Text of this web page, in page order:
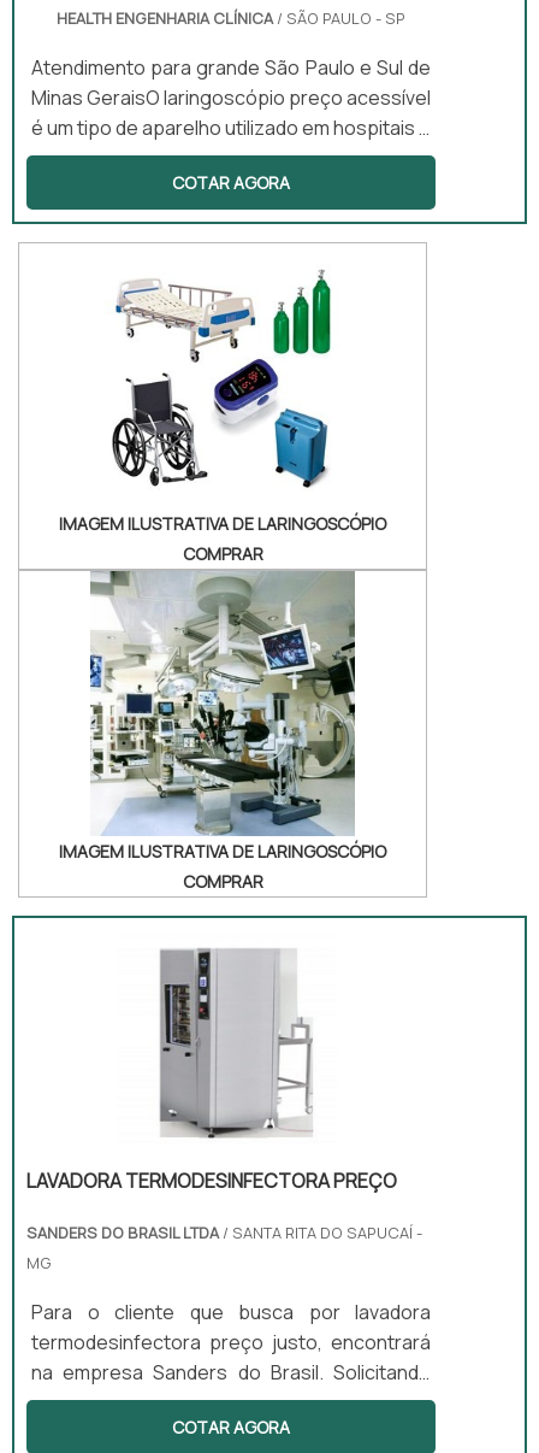
HEALTH ENGENHARIA CLÍNICA/ SÃO PAULO - SP
Atendimento para grande São Paulo e Sul de
Minas GeraisO laringoscópio preço acessível
é um tipo de aparelho utilizado em hospitais e
clínicas médicas e tem como objetivo auxiliar
na visualização durante procedimentos
como a intubação endotraqueal e a
laringoscopia.Para desenvolver o auxílio
nesses exames o laringoscópio utiliza
iluminação de LED e lâminas retas e curvas de
diferentes tamanhos que pode se adaptar
ao formato anatômico de...
COTAR AGORA
IMAGEM ILUSTRATIVA DE LARINGOSCÓPIO
COMPRAR
IMAGEM ILUSTRATIVA DE LARINGOSCÓPIO
COMPRAR
LAVADORA TERMODESINFECTORA PREÇO
SANDERS DO BRASIL LTDA/ SANTA RITA DO SAPUCAÍ -
MG
Para o cliente que busca por lavadora
termodesinfectora preço justo, encontrará
na empresa Sanders do Brasil. Solicitando
mais informações na empresa mais
qualificada do mercado e encontrando
COTAR AGORA